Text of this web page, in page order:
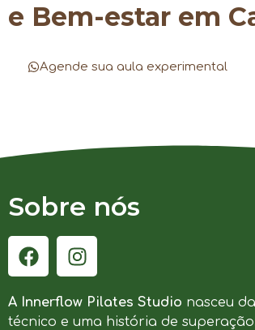
e Bem-estar em
Agende sua aula experimental
Sobre nós
A Innerflow Pilates Studio nasceu
técnico e uma história de